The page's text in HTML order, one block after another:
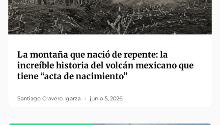
La montaña que nació de repente: la
increíble historia del volcán mexicano que
tiene “acta de nacimiento”
Santiago Cravero Igarza junio 5, 2026